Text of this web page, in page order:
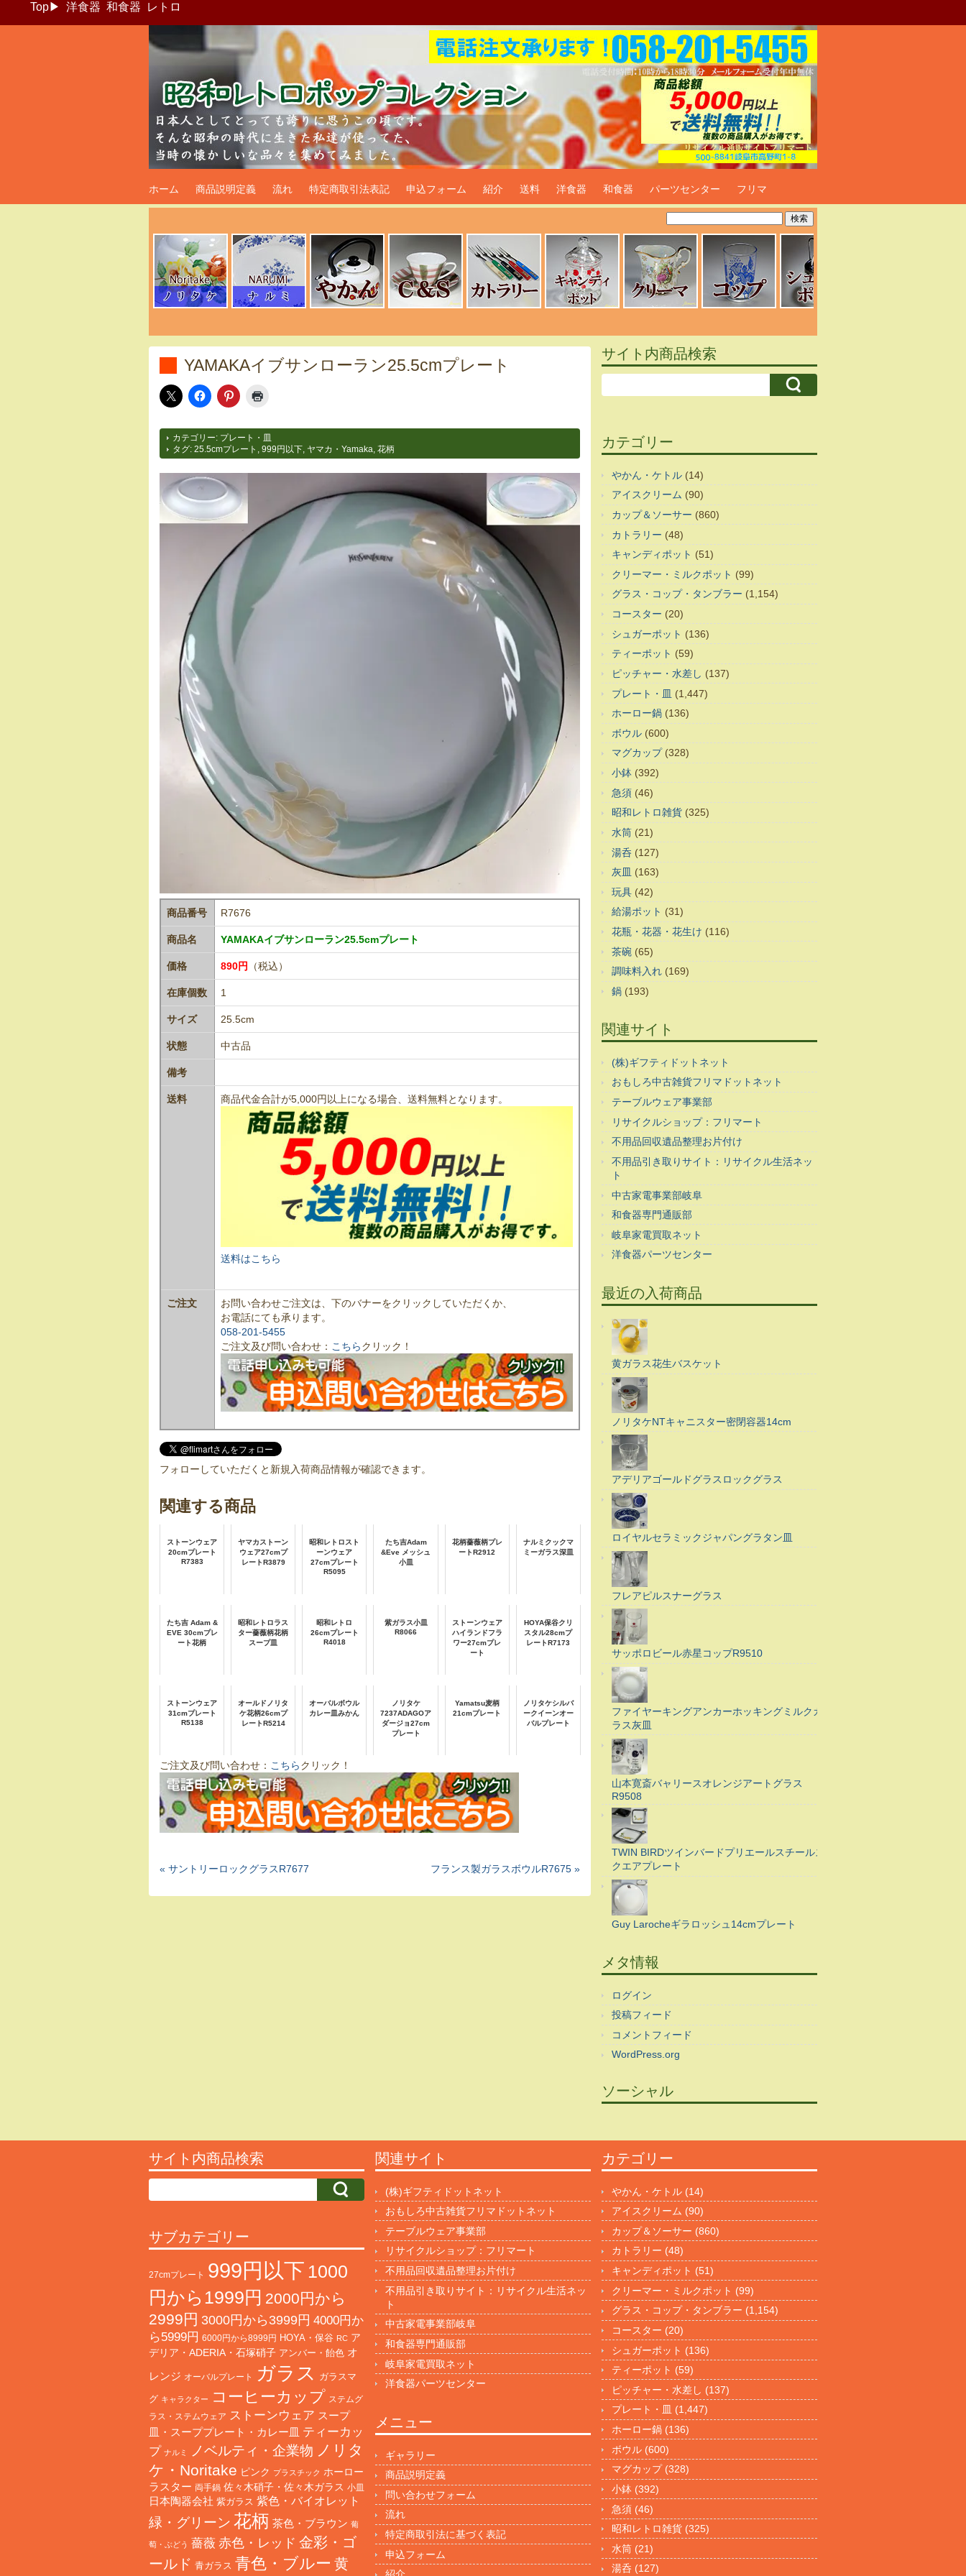
Top▶ 洋食器 和食器 レトロ
昭和レトロポップ食器生活雑貨通販＠フリマート
ホーム 商品説明定義 流れ 特定商取引法表記 申込フォーム 紹介 送料 洋食器 和食器 パーツセンター フリマ
YAMAKAイブサンローラン25.5cmプレート
カテゴリー: プレート・皿
タグ: 25.5cmプレート 999円以下 ヤマカ・Yamaka 花柄
商品番号 R7676
商品名 YAMAKAイブサンローラン25.5cmプレート
価格 890円 （税込）
在庫個数 1
サイズ 25.5cm
状態 中古品
備考
送料 商品代金合計が5,000円以上になる場合、送料無料となります。
送料はこちら
ご注文
お問い合わせご注文は、下のバナーをクリックしていただくか、
お電話にても承ります。
058-201-5455
ご注文及び問い合わせ： こちらクリック！
フォローしていただくと新規入荷商品情報が確認できます。
関連する商品
ストーンウェア
20cmプレート
R7383
ヤマカストーン
ウェア27cmプ
レートR3879
昭和レトロスト
ーンウェア
27cmプレート
R5095
たち吉Adam
&Eve メッシュ
小皿
花柄薔薇柄プレ
ートR2912
ナルミクックマ
ミーガラス深皿
たち吉 Adam &
EVE 30cmプレ
ート花柄
昭和レトロラス
ター薔薇柄花柄
スープ皿
昭和レトロ
26cmプレート
R4018
紫ガラス小皿
R8066
ストーンウェア
ハイランドフラ
ワー27cmプレ
ート
HOYA保谷クリ
スタル28cmプ
レートR7173
ストーンウェア
31cmプレート
R5138
オールドノリタ
ケ花柄26cmプ
レートR5214
オーバルボウル
カレー皿みかん
ノリタケ
7237ADAGOア
ダージョ27cm
プレート
Yamatsu麦柄
21cmプレート
ノリタケシルバ
ークイーンオー
バルプレート
ご注文及び問い合わせ： こちらクリック！
« サントリーロックグラスR7677 フランス製ガラスボウルR7675 »
サイト内商品検索
カテゴリー
やかん・ケトル (14)
アイスクリーム (90)
カップ＆ソーサー (860)
カトラリー (48)
キャンディポット (51)
クリーマー・ミルクポット (99)
グラス・コップ・タンブラー (1,154)
コースター (20)
シュガーポット (136)
ティーポット (59)
ピッチャー・水差し (137)
プレート・皿 (1,447)
ホーロー鍋 (136)
ボウル (600)
マグカップ(328)
小鉢 (392)
急須 (46)
昭和レトロ雑貨 (325)
水筒 (21)
湯呑 (127)
灰皿 (163)
玩具 (42)
給湯ポット (31)
花瓶・花器・花生け (116)
茶碗 (65)
調味料入れ (169)
鍋 (193)
関連サイト
(株)ギフティドットネット
おもしろ中古雑貨フリマドットネット
テーブルウェア事業部
リサイクルショップ：フリマート
不用品回収遺品整理お片付け
不用品引き取りサイト：リサイクル生活ネッ
ト
中古家電事業部岐阜
和食器専門通販部
岐阜家電買取ネット
洋食器パーツセンター
最近の入荷商品
黄ガラス花生バスケット
ノリタケNTキャニスター密閉容器14cm
アデリアゴールドグラスロックグラス
ロイヤルセラミックジャパングラタン皿
フレアピルスナーグラス
サッポロビール赤星コップR9510
ファイヤーキングアンカーホッキングミルクガ
ラス灰皿
山本寛斎バャリースオレンジアートグラス
R9508
TWIN BIRDツインバードプリエールスチールス
クエアプレート
Guy Larocheギラロッシュ14cmプレート
メタ情報
ログイン
投稿フィード
コメントフィード
WordPress.org
ソーシャル
サイト内商品検索 関連サイト
(株)ギフティドットネット
おもしろ中古雑貨フリマドットネット
テーブルウェア事業部
リサイクルショップ：フリマート
不用品回収遺品整理お片付け
不用品引き取りサイト：リサイクル生活ネッ
ト
中古家電事業部岐阜
和食器専門通販部
岐阜家電買取ネット
洋食器パーツセンター
カテゴリー
やかん・ケトル (14)
アイスクリーム (90)
カップ＆ソーサー (860)
カトラリー (48)
キャンディポット (51)
クリーマー・ミルクポット (99)
グラス・コップ・タンブラー (1,154)
コースター (20)
シュガーポット (136)
ティーポット (59)
ピッチャー・水差し (137)
プレート・皿 (1,447)
ホーロー鍋 (136)
ボウル (600)
マグカップ(328)
小鉢 (392)
急須 (46)
昭和レトロ雑貨 (325)
水筒 (21)
湯呑 (127)
サブカテゴリー
27cmプレート 999円以下 1000
円から1999円 2000円から
2999円 3000円から3999円 4000円か
ら5999円 6000円から8999円 HOYA・保谷 RC ア
デリア・ADERIA・石塚硝子 アンバー・飴色 オ
レンジ オーバルプレート ガラス ガラスマ
グ キャラクター コーヒーカップ ステムグ
ラス・ステムウェア ストーンウェア スープ
皿・スーププレート・カレー皿 ティーカッ
プ ナルミ ノベルティ・企業物 ノリタ
ケ・Noritake ピンク プラスチック ホーロー
ラスター 両手鍋 佐々木硝子・佐々木ガラス 小皿
日本陶器会社 紫ガラス 紫色・バイオレット
緑・グリーン 花柄 茶色・ブラウン 葡
萄・ぶどう 薔薇 赤色・レッド 金彩・ゴ
ールド 青ガラス 青色・ブルー 黄
メニュー
ギャラリー
商品説明定義
問い合わせフォーム
流れ
特定商取引法に基づく表記
申込フォーム